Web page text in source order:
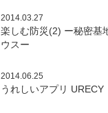
2014.03.27
楽しむ防災(2) ー秘密基
ウスー
2014.06.25
うれしいアプリ URECY